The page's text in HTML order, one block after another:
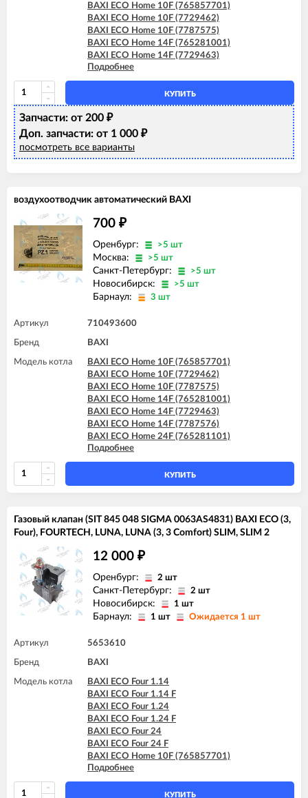
BAXI ECO Home 10F (765857701)
BAXI ECO Home 10F (7729462)
BAXI ECO Home 10F (7787575)
BAXI ECO Home 14F (765281001)
BAXI ECO Home 14F (7729463)
BAXI ECO Home 14F (7787576)
BAXI ECO Home 24F (765281101)
BAXI ECO Home 24F (7729464)
BAXI ECO Home 24F (7787577)
BAXI ECO-3 Compact 240 Fi
BAXI ECO-4s 1.24 F
BAXI ECO-4s 18 F
BAXI FOURTECH 24 F (CSR)
BAXI MAIN 18 Fi
BAXI MAIN 24 Fi (BSB)
BAXI MAIN 24 Fi (BSE)
BAXI MAIN DIGIT 240Fi
BAXI MAIN Four 18 F (серая панель)
BAXI MAIN Four 240 F (белая панель)
Подробнее
КУПИТЬ
Запчасти: от 200 ₽
Доп. запчасти: от 1 000 ₽
посмотреть все варианты
воздухоотводчик автоматический BAXI
700 ₽
Оренбург: >5 шт
Москва: >5 шт
Санкт-Петербург: >5 шт
Новосибирск: >5 шт
Барнаул: 3 шт
Артикул 710493600
Бренд BAXI
Модель котла
BAXI ECO Home 10F (765857701)
BAXI ECO Home 10F (7729462)
BAXI ECO Home 10F (7787575)
BAXI ECO Home 14F (765281001)
BAXI ECO Home 14F (7729463)
BAXI ECO Home 14F (7787576)
BAXI ECO Home 24F (765281101)
BAXI ECO Home 24F (7729464)
BAXI ECO Home 24F (7787577)
BAXI ECO-4s 1.24 F
BAXI ECO-4s 10 F
BAXI ECO-4s 24 F
Подробнее
КУПИТЬ
Газовый клапан (SIT 845 048 SIGMA 0063AS4831) BAXI ECO (3,
Four), FOURTECH, LUNA, LUNA (3, 3 Comfort) SLIM, SLIM 2
12 000 ₽
Оренбург: 2 шт
Санкт-Петербург: 2 шт
Новосибирск: 1 шт
Барнаул: 1 шт Ожидается 1 шт
Артикул 5653610
Бренд BAXI
Модель котла
BAXI ECO Four 1.14
BAXI ECO Four 1.14 F
BAXI ECO Four 1.24
BAXI ECO Four 1.24 F
BAXI ECO Four 24
BAXI ECO Four 24 F
BAXI ECO Home 10F (765857701)
BAXI ECO Home 10F (7729462)
BAXI ECO Home 10F (7787575)
BAXI ECO Home 14F (765281001)
Подробнее
КУПИТЬ